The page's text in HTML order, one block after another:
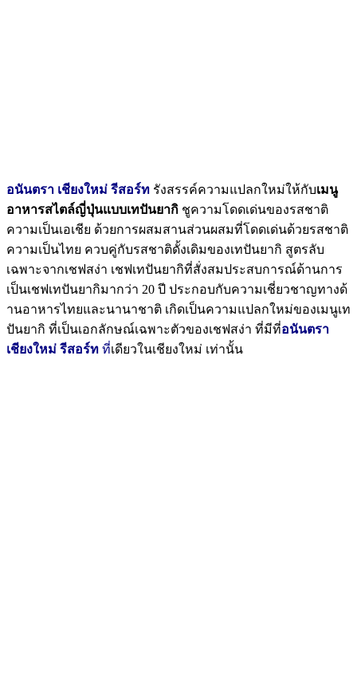
อนันตรา เชียงใหม่ รีสอร์ท รังสรรค์ความแปลกใหม่ให้กับเมนู
อาหารสไตล์ญี่ปุ่นแบบเทปันยากิ ชูความโดดเด่นของรสชาติ
ความเป็นเอเชีย ด้วยการผสมสานส่วนผสมที่โดดเด่นด้วยรสชาติ
ความเป็นไทย ควบคู่กับรสชาติดั้งเดิมของเทปันยากิ สูตรลับ
เฉพาะจากเชฟสง่า เชฟเทปันยากิที่สั่งสมประสบการณ์ด้านการ
เป็นเชฟเทปันยากิมากว่า 20 ปี ประกอบกับความเชี่ยวชาญทางด้
านอาหารไทยและนานาชาติ เกิดเป็นความแปลกใหม่ของเมนูเท
ปันยากิ ที่เป็นเอกลักษณ์เฉพาะตัวของเชฟสง่า ที่มีที่อนันตรา
เชียงใหม่ รีสอร์ท ที่เดียวในเชียงใหม่ เท่านั้น